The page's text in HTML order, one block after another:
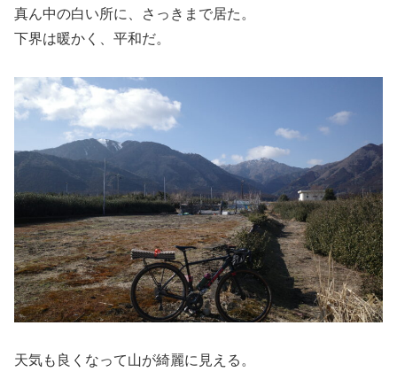
真ん中の白い所に、さっきまで居た。
下界は暖かく、平和だ。
天気も良くなって山が綺麗に見える。